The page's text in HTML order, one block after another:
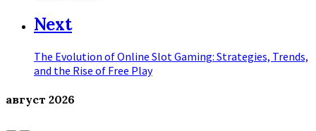
Next
The Evolution of Online Slot Gaming: Strategies, Trends,
and the Rise of Free Play
август 2026